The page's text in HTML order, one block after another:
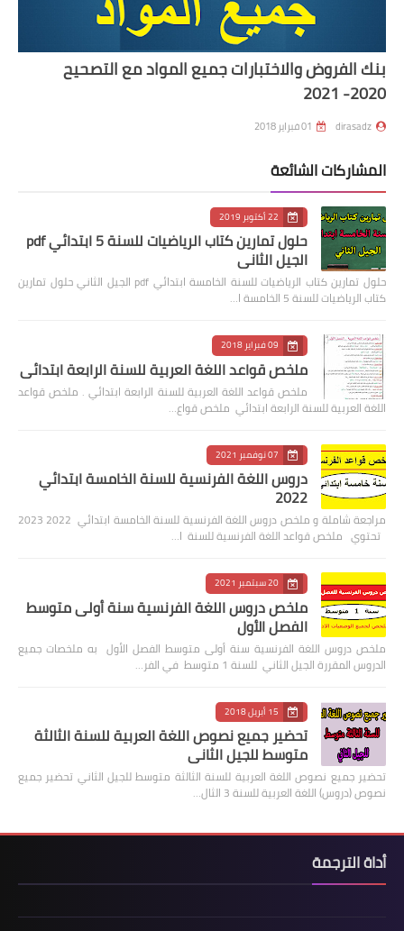
بنك الفروض والاختبارات جميع المواد مع التصحيح
2020- 2021
dirasadz 01 فبراير 2018
المشاركات الشائعة
22 أكتوبر 2019
حلول تمارين كتاب الرياضيات للسنة 5 ابتدائي pdf
الجيل الثاني
حلول تمارين كتاب الرياضيات للسنة الخامسة ابتدائي pdf الجيل الثاني حلول تمارين
كتاب الرياضيات للسنة 5 الخامسة ا…
09 فبراير 2018
ملخص قواعد اللغة العربية للسنة الرابعة ابتدائي
ملخص قواعد اللغة العربية للسنة الرابعة ابتدائي . ملخص قواعد
اللغة العربية للسنة الرابعة ابتدائي ملخص قواع…
07 نوفمبر 2021
دروس اللغة الفرنسية للسنة الخامسة ابتدائي
2022
مراجعة شاملة و ملخص دروس اللغة الفرنسية للسنة الخامسة ابتدائي 2022 2023
تحتوي ملخص قواعد اللغة الفرنسية للسنة ا…
20 سبتمبر 2021
ملخص دروس اللغة الفرنسية سنة أولى متوسط
الفصل الأول
ملخص دروس اللغة الفرنسية سنة أولى متوسط الفصل الأول به ملخصات جميع
الدروس المقررة الجيل الثاني للسنة 1 متوسط في الفر…
15 أبريل 2018
تحضير جميع نصوص اللغة العربية للسنة الثالثة
متوسط للجيل الثاني
تحضير جميع نصوص اللغة العربية للسنة الثالثة متوسط للجيل الثاني تحضير جميع
نصوص (دروس) اللغة العربية للسنة 3 الثال…
أداة الترجمة